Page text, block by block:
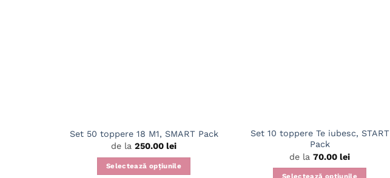
Set 50 toppere 18 M1, SMART Pack
de la 250.00 lei
Selectează opțiunile
Set 10 toppere Te iubesc, START
Pack
de la 70.00 lei
Selectează opțiunile